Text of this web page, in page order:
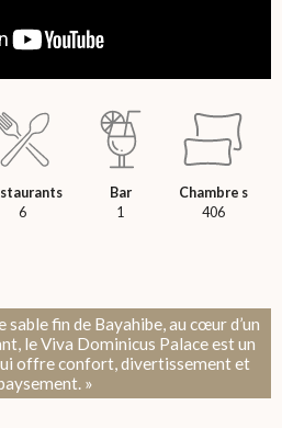
6
Bar
1
Chambre s
406
sable fin de Bayahibe, au cœur d’un
le Viva Dominicus Palace est un
offre confort, divertissement et
»